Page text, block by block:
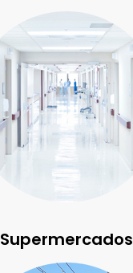
Supermercados